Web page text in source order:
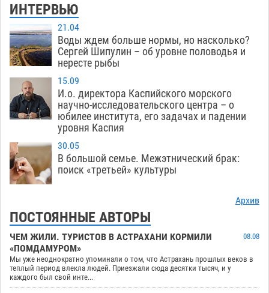
ИНТЕРВЬЮ
21.04
Воды ждем больше нормы, но насколько?
Сергей Шипулин – об уровне половодья и
нересте рыбы
15.09
И.о. директора Каспийского морского
научно-исследовательского центра – о
юбилее института, его задачах и падении
уровня Каспия
30.05
В большой семье. Межэтнический брак:
поиск «третьей» культуры
Архив
ПОСТОЯННЫЕ АВТОРЫ
ЧЕМ ЖИЛИ. ТУРИСТОВ В АСТРАХАНИ КОРМИЛИ
«ПОМДАМУРОМ»
08.08
Мы уже неоднократно упоминали о том, что Астрахань прошлых веков в
теплый период влекла людей. Приезжали сюда десятки тысяч, и у
каждого был свой инте...